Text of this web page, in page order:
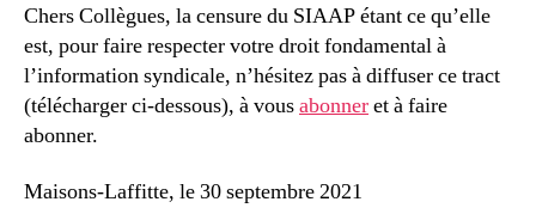
Chers Collègues, la censure du SIAAP étant ce qu’elle
est, pour faire respecter votre droit fondamental à
l’information syndicale, n’hésitez pas à diffuser ce tract
(télécharger ci-dessous), à vousabonneret à faire
abonner.
Maisons-Laffitte, le 30 septembre 2021